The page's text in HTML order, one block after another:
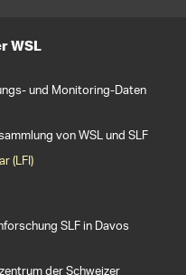
WSL
und Monitoring-Daten
von WSL und SLF
(LFI)
SLF in Davos